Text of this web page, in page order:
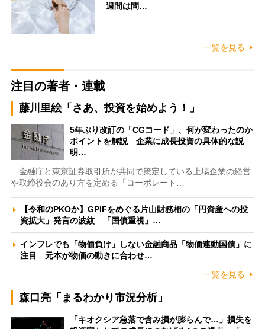
週間は問…
一覧を見る
注目の著者・連載
藤川里絵「さあ、投資を始めよう！」
5年ぶり改訂の「CGコード」、何が変わったのか
ポイントを解説 企業に成長投資の具体的な説
明…
金融庁と東京証券取引所が共同で策定している上場企業の経営
や取締役会のあり方を定める「コーポレート…
【令和のPKOか】GPIFをめぐる片山財務相の「円資産への投
資拡大」発言の波紋 「国債重視」…
インフレでも「物価負け」しない金融商品「物価連動国債」に
注目 元本が物価の動きに合わせ…
一覧を見る
森口亮「まるわかり市況分析」
「キオクシア急落で含み損が膨らんで…」損失を